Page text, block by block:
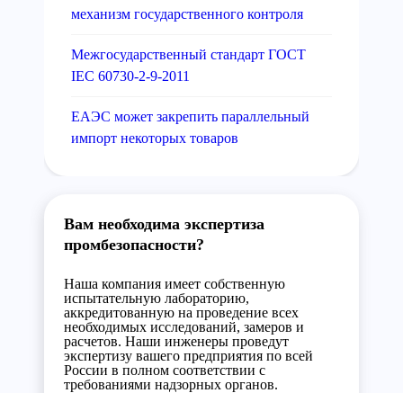
механизм государственного контроля
Межгосударственный стандарт ГОСТ
IEC 60730-2-9-2011
ЕАЭС может закрепить параллельный
импорт некоторых товаров
Вам необходима экспертиза
промбезопасности?
Наша компания имеет собственную
испытательную лабораторию,
аккредитованную на проведение всех
необходимых исследований, замеров и
расчетов. Наши инженеры проведут
экспертизу вашего предприятия по всей
России в полном соответствии с
требованиями надзорных органов.